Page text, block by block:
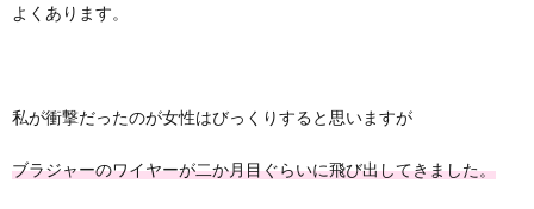
よくあります。
私が衝撃だったのが女性はびっくりすると思いますが
ブラジャーのワイヤーが二か月目ぐらいに飛び出してきました。